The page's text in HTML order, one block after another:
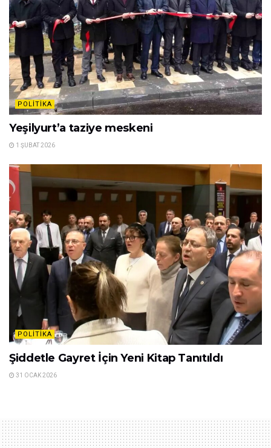
POLITIKA
Yeşilyurt’a taziye meskeni
1 ŞUBAT 2026
POLITIKA
Şiddetle Gayret İçin Yeni Kitap Tanıtıldı
31 OCAK 2026